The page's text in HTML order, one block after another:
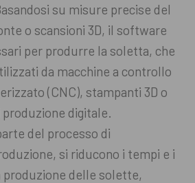
su misure precise del
o scansioni 3D, il software
per produrre la soletta, che
da macchine a controllo
(CNC), stampanti 3D o
digitale.
del processo di
si riducono i tempi e i
produzione delle solette,